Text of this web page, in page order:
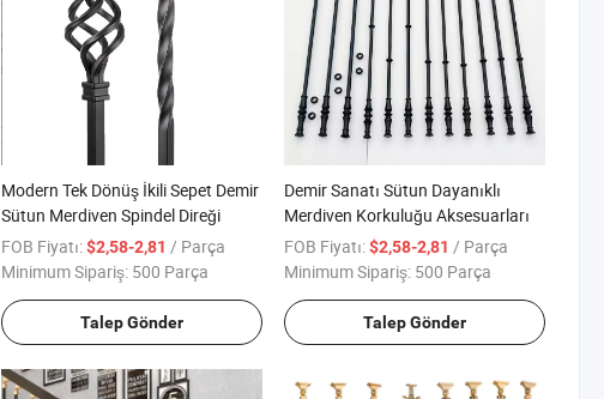
Modern Tek Dönüş İkili Sepet Demir
Sütun Merdiven Spindel Direği
FOB Fiyatı:$2,58-2,81 / Parça
Minimum Sipariş: 500 Parça
Talep Gönder
Demir Sanatı Sütun Dayanıklı
Merdiven Korkuluğu Aksesuarları
FOB Fiyatı:$2,58-2,81 / Parça
Minimum Sipariş: 500 Parça
Talep Gönder